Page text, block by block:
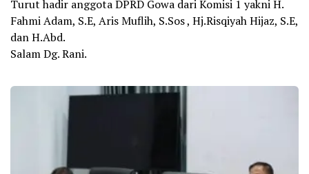
Turut hadir anggota DPRD Gowa dari Komisi 1 yakni H.
Fahmi Adam, S.E, Aris Muflih, S.Sos , Hj.Risqiyah Hijaz, S.E,
dan H.Abd.
Salam Dg. Rani.